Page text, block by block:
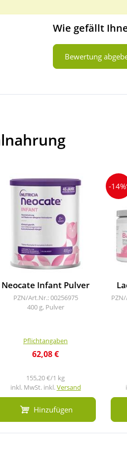
Wie gefällt
Bewertung
Neocate Infant Pulver
PZN/Art.Nr.: 00256975
400 g, Pulver
Pflichtangaben
62,08 €
155,20 €/1 kg
inkl. MwSt. inkl.Versand
Hinzufügen
-14%